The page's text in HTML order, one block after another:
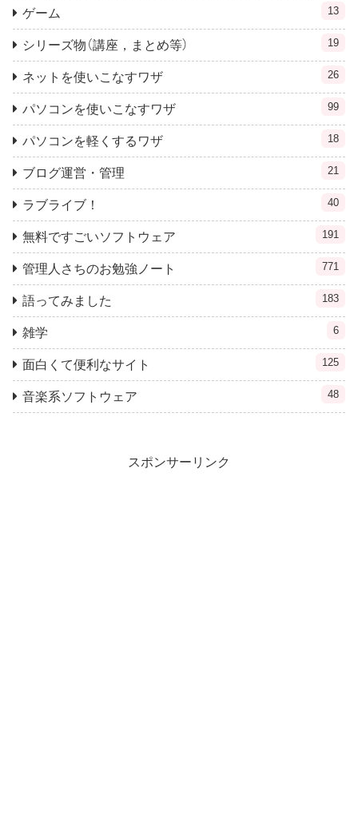
ゲーム 13
シリーズ物（講座，まとめ等） 19
ネットを使いこなすワザ 26
パソコンを使いこなすワザ 99
パソコンを軽くするワザ 18
ブログ運営・管理 21
ラブライブ！ 40
無料ですごいソフトウェア 191
管理人さちのお勉強ノート 771
語ってみました 183
雑学 6
面白くて便利なサイト 125
音楽系ソフトウェア 48
スポンサーリンク